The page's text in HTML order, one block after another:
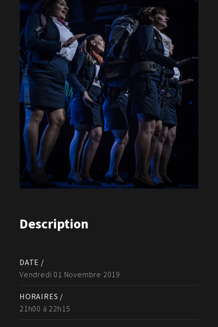
Description
DATE /
Vendredi 01 Novembre 2019
HORAIRES /
21h00 à 22h15